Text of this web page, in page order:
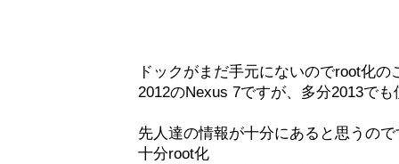
ドックがまだ手元にないのでroot化
2012のNexus 7ですが、多分2013で
先人達の情報が十分にあると思うの
十分root化